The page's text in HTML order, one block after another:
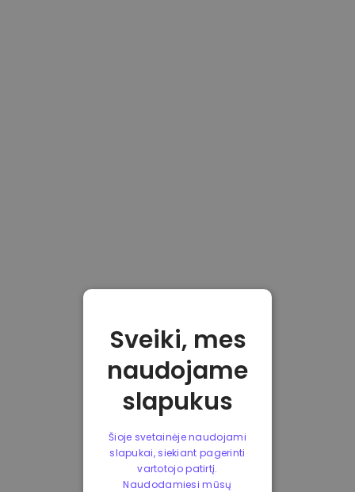
Sveiki, mes
naudojame
slapukus
Šioje svetainėje naudojami
slapukai, siekiant pagerinti
vartotojo patirtį.
Naudodamiesi mūsų